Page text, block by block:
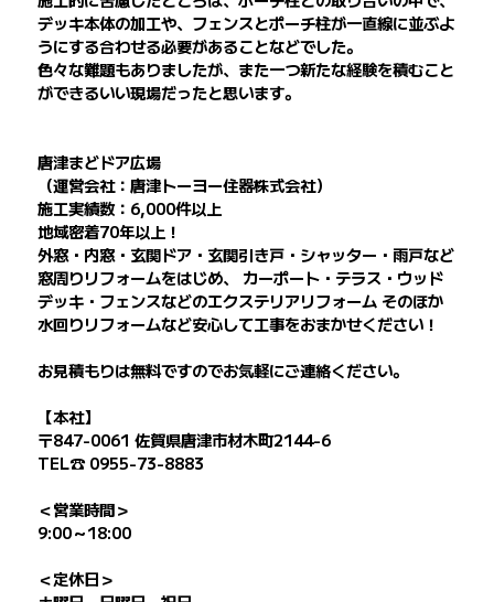
デッキ本体の加工や、フェンスとポーチ柱が一直線に並ぶよ
うにする合わせる必要があることなどでした。
色々な難題もありましたが、また一つ新たな経験を積むこと
ができるいい現場だったと思います。
唐津まどドア広場
（運営会社：唐津トーヨー住器株式会社）
施工実績数：6,000件以上
地域密着70年以上！
外窓・内窓・玄関ドア・玄関引き戸・シャッター・雨戸など
窓周りリフォームをはじめ、 カーポート・テラス・ウッド
デッキ・フェンスなどのエクステリアリフォーム そのほか
水回りリフォームなど安心して工事をおまかせください！
お見積もりは無料ですのでお気軽にご連絡ください。
【本社】
〒847-0061 佐賀県唐津市材木町2144-6
TEL☎ 0955-73-8883
＜営業時間＞
9:00～18:00
＜定休日＞